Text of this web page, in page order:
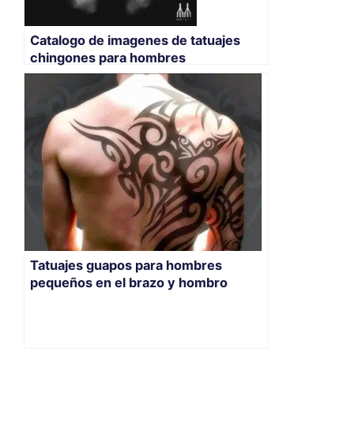
Catalogo de imagenes de tatuajes
chingones para hombres
Tatuajes guapos para hombres
pequeños en el brazo y hombro